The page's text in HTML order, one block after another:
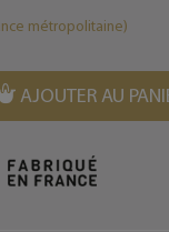
métropolitaine)
AJOUTER AU